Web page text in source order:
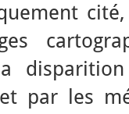
par les